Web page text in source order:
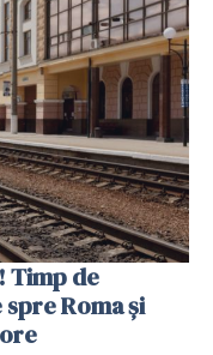
Timp de
Roma și